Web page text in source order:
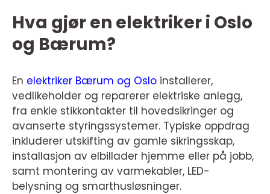
Hva gjør en elektriker i Oslo
og Bærum?
En elektriker Bærum og Oslo installerer,
vedlikeholder og reparerer elektriske anlegg,
fra enkle stikkontakter til hovedsikringer og
avanserte styringssystemer. Typiske oppdrag
inkluderer utskifting av gamle sikringsskap,
installasjon av elbillader hjemme eller på jobb,
samt montering av varmekabler, LED-
belysning og smarthusløsninger.